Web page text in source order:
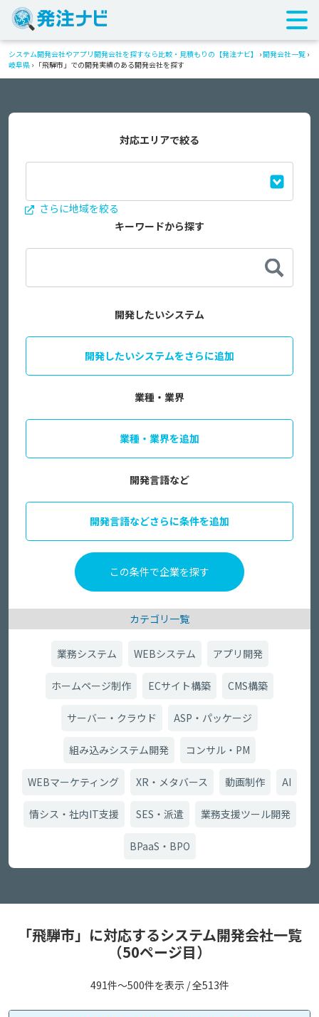
システム開発会社やアプリ開発会社を探すなら比較・見積もりの【発注ナビ】 ›開発会社一覧 ›
岐阜県 › 「飛騨市」での開発実績のある開発会社を探す
対応エリアで絞る
さらに地域を絞る
キーワードから探す
開発したいシステム
開発したいシステムをさらに追加
業種・業界
業種・業界を追加
開発言語など
開発言語などさらに条件を追加
カテゴリ一覧
業務システム WEBシステム アプリ開発
ホームページ制作 ECサイト構築 CMS構築
サーバー・クラウド ASP・パッケージ
組み込みシステム開発 コンサル・PM
WEBマーケティング XR・メタバース 動画制作 AI
情シス・社内IT支援 SES・派遣 業務支援ツール開発
BPaaS・BPO
「飛騨市」に対応するシステム開発会社一覧
（50ページ目）
491件〜500件を表示 / 全513件